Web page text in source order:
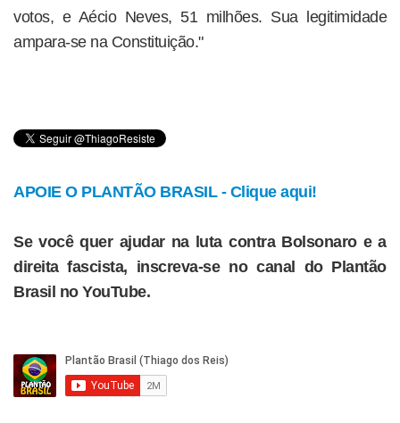
votos, e Aécio Neves, 51 milhões. Sua legitimidade
ampara-se na Constituição."
APOIE O PLANTÃO BRASIL - Clique aqui!
Se você quer ajudar na luta contra Bolsonaro e a
direita fascista, inscreva-se no canal do Plantão
Brasil no YouTube.